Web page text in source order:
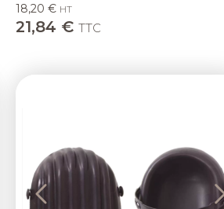
18,20 € HT
21,84 € TTC